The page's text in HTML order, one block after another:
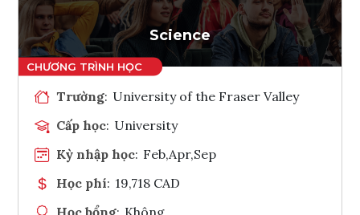
Tham vấn Interlink
Science
Trường: University of the Fraser Valley
Cấp học: University
Kỳ nhập học: Feb,Apr,Sep
Học phí: 19,718 CAD
Học bổng: Không